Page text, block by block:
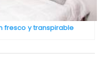
fresco y transpirable